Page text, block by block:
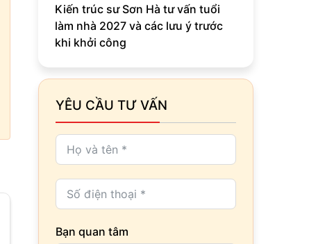
Kiến trúc sư Sơn Hà tư vấn tuổi
làm nhà 2027 và các lưu ý trước
khi khởi công
YÊU CẦU TƯ VẤN
Bạn quan tâm